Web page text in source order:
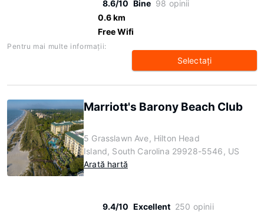
8.6/10 Bine 98 opinii
0.6 km
Free Wifi
Pentru mai multe informaţii:
Selectaţi
Marriott's Barony Beach Club
5 Grasslawn Ave, Hilton Head
Island, South Carolina 29928-5546, US
Arată hartă
9.4/10 Excellent 250 opinii